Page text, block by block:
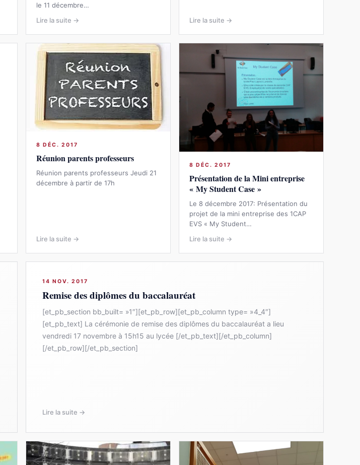
le 11 décembre…
Lire la suite →
Lire la suite →
8 DÉC. 2017
Réunion parents professeurs
Réunion parents professeurs Jeudi 21
décembre à partir de 17h
Lire la suite →
8 DÉC. 2017
Présentation de la Mini entreprise
« My Student Case »
Le 8 décembre 2017: Présentation du
projet de la mini entreprise des 1CAP
EVS « My Student…
Lire la suite →
14 NOV. 2017
Remise des diplômes du baccalauréat
[et_pb_section bb_built= »1″][et_pb_row][et_pb_column type= »4_4″]
[et_pb_text] La cérémonie de remise des diplômes du baccalauréat a lieu
vendredi 17 novembre à 15h15 au lycée [/et_pb_text][/et_pb_column]
[/et_pb_row][/et_pb_section]
Lire la suite →